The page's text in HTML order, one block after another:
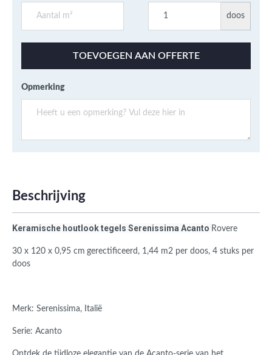
doos
TOEVOEGEN AAN OFFERTE
Opmerking
Beschrijving
Keramische houtlook tegels Serenissima Acanto Rovere
30 x 120 x 0,95 cm gerectificeerd, 1,44 m2 per doos, 4 stuks per
doos
Merk: Serenissima, Italië
Serie: Acanto